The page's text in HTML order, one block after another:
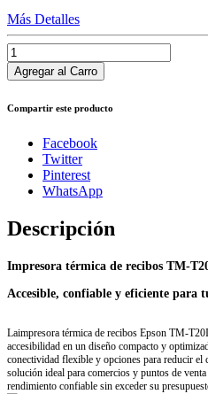
Más Detalles
Compartir este producto
Facebook
Twitter
Pinterest
WhatsApp
Descripción
Impresora térmica de recibos TM-
Accesible, confiable y eficiente para
Laimpresora térmica de recibos Epson TM-
accesibilidad en un diseño compacto y
conectividad flexible y opciones para reducir el
solución ideal para comercios y puntos de
rendimiento confiable sin exceder su